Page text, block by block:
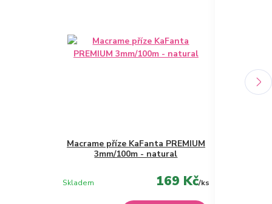
Macrame příze KaFanta PREMIUM
3mm/100m - natural
169 Kč/ks
Skladem